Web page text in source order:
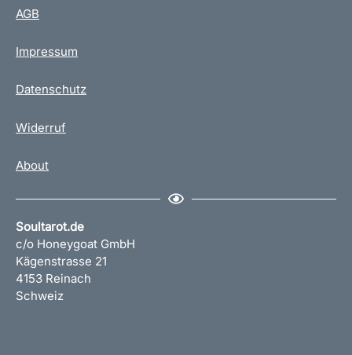
AGB
Impressum
Datenschutz
Widerruf
About
Soultarot.de
c/o Honeygoat GmbH
Kägenstrasse 21
4153 Reinach
Schweiz